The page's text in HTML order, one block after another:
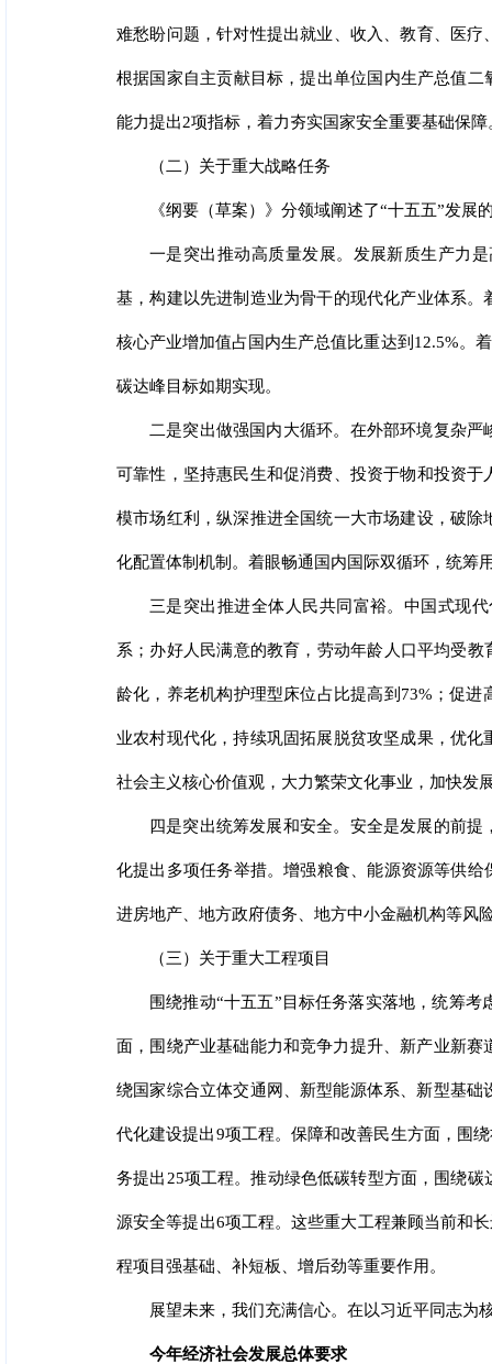
难愁盼问题，针对性提出就业、收入、教育、医
根据国家自主贡献目标，提出单位国内生产总值
能力提出2项指标，着力夯实国家安全重要基础保障
（二）关于重大战略任务
《纲要（草案）》分领域阐述了“十五五”发
一是突出推动高质量发展。发展新质生产力
基，构建以先进制造业为骨干的现代化产业体系
核心产业增加值占国内生产总值比重达到12.5%。
碳达峰目标如期实现。
二是突出做强国内大循环。在外部环境复杂
可靠性，坚持惠民生和促消费、投资于物和投资
模市场红利，纵深推进全国统一大市场建设，破
化配置体制机制。着眼畅通国内国际双循环，统筹
三是突出推进全体人民共同富裕。中国式现
系；办好人民满意的教育，劳动年龄人口平均受
龄化，养老机构护理型床位占比提高到73%；促
业农村现代化，持续巩固拓展脱贫攻坚成果，优
社会主义核心价值观，大力繁荣文化事业，加快发
四是突出统筹发展和安全。安全是发展的前
化提出多项任务举措。增强粮食、能源资源等供
进房地产、地方政府债务、地方中小金融机构等风
（三）关于重大工程项目
围绕推动“十五五”目标任务落实落地，统筹
面，围绕产业基础能力和竞争力提升、新产业新
绕国家综合立体交通网、新型能源体系、新型基
代化建设提出9项工程。保障和改善民生方面，围
务提出25项工程。推动绿色低碳转型方面，围绕
源安全等提出6项工程。这些重大工程兼顾当前和
程项目强基础、补短板、增后劲等重要作用。
展望未来，我们充满信心。在以习近平同志为
今年经济社会发展总体要求